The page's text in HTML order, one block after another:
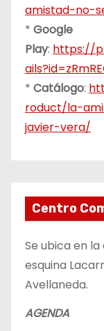
amistad-no-
* Google
Play: https://
* Catálogo:
roduct/la-
javier-vera/
Centro
Se ubica en
esquina
Avellaneda.
AGENDA